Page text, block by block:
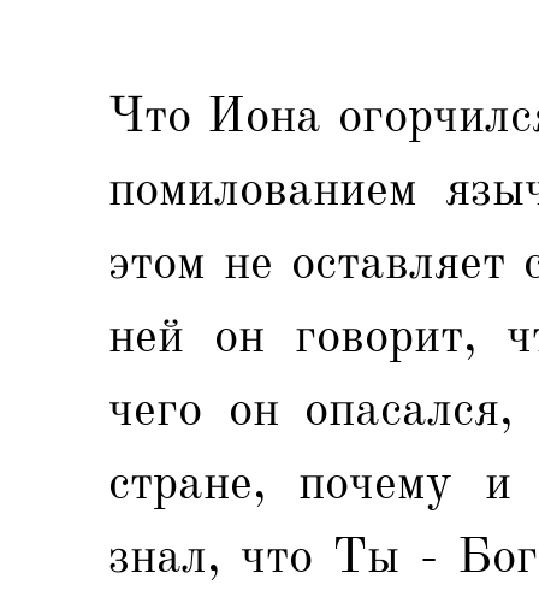
Что Иона
помилованием
этом не
ней он говорит,
чего он
стране, почему
знал, что Ты -